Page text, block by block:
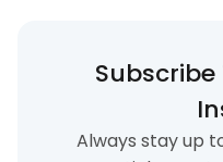
Subscribe
Always stay up